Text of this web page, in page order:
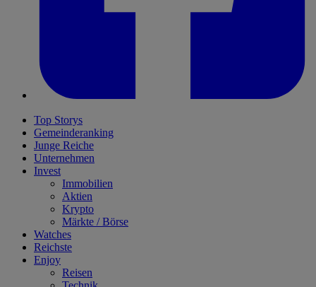
Top Storys
Gemeinderanking
Junge Reiche
Unternehmen
Invest
Immobilien
Aktien
Krypto
Märkte / Börse
Watches
Reichste
Enjoy
Reisen